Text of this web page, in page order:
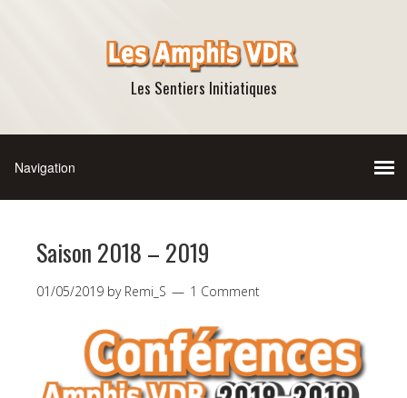
Les Sentiers Initiatiques
Saison 2018 – 2019
01/05/2019 by Remi_S 1 Comment